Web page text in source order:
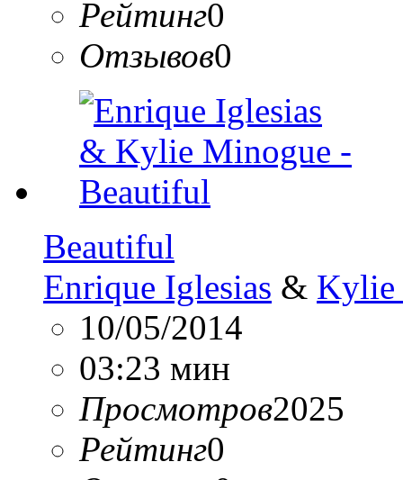
Рейтинг0
Отзывов0
Beautiful
Enrique Iglesias & Kylie
10/05/2014
03:23 мин
Просмотров2025
Рейтинг0